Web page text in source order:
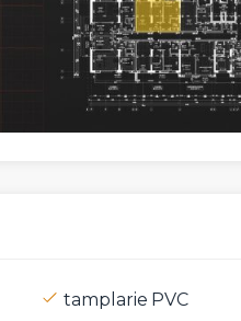
tamplarie PVC